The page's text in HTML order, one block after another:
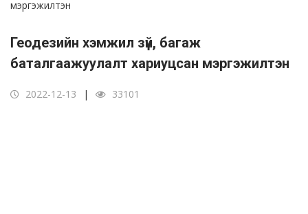
Геодезийн хэмжил зүй, багаж
баталгаажуулалт хариуцсан мэргэжилтэн
2022-12-13 33101